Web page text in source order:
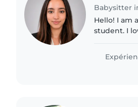
Babysitter
Hello! I am
student. I
experience